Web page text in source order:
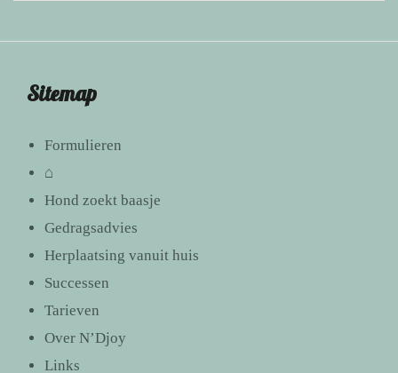
Sitemap
Formulieren
⌂
Hond zoekt baasje
Gedragsadvies
Herplaatsing vanuit huis
Successen
Tarieven
Over N’Djoy
Links